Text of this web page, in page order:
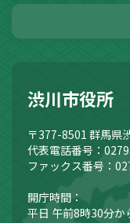
渋川市役所
〒377-8501 群馬県
代表電話番号：
ファックス番号：
開庁時間：
平日 午前8時30分か